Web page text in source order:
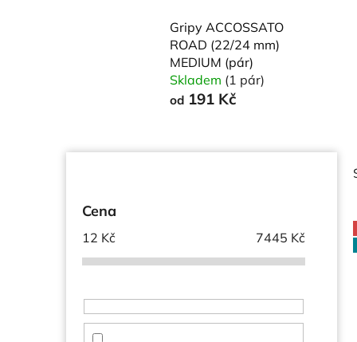
Gripy ACCOSSATO
ROAD (22/24 mm)
MEDIUM (pár)
Skladem (1 pár)
od 191 Kč
Cena
12 Kč 7445 Kč